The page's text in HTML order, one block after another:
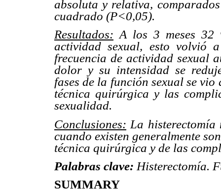
absoluta y relativa,
cuadrado (P<0,05).
Resultados: A los 3 meses 32
actividad sexual, esto volvió
frecuencia de actividad sexual
dolor y su intensidad se
fases de la función sexual se vio
técnica quirúrgica y las
sexualidad.
Conclusiones: La
cuando existen generalmente
técnica quirúrgica y de las
Palabras clave: Histerectomía.
SUMMARY